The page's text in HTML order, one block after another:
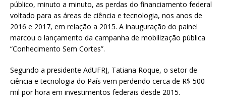
público, minuto a minuto, as perdas do financiamento federal
voltado para as áreas de ciência e tecnologia, nos anos de
2016 e 2017, em relação a 2015. A inauguração do painel
marcou o lançamento da campanha de mobilização pública
“Conhecimento Sem Cortes”.
Segundo a presidente AdUFRJ, Tatiana Roque, o setor de
ciência e tecnologia do País vem perdendo cerca de R$ 500
mil por hora em investimentos federais desde 2015.